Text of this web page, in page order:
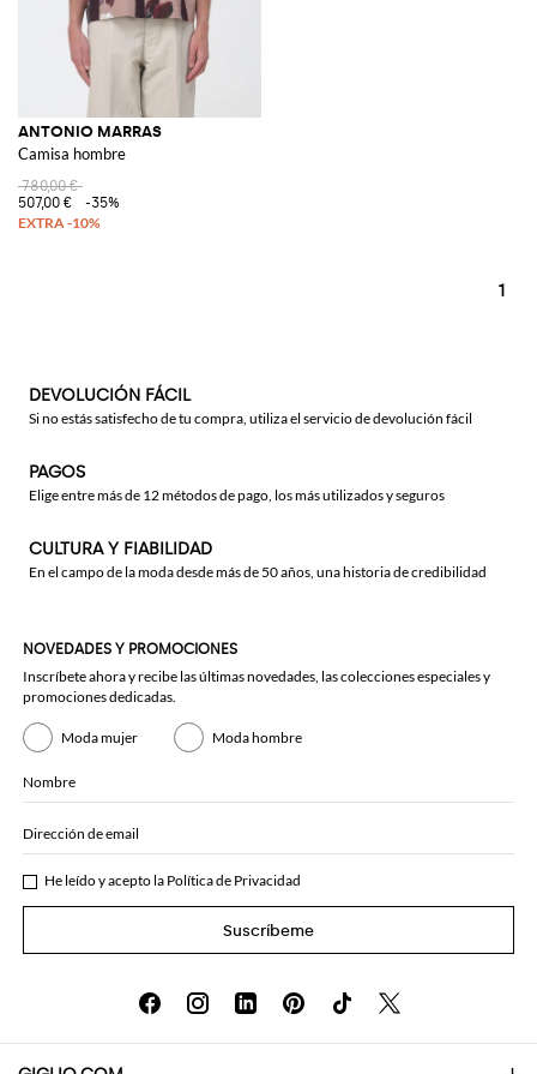
ANTONIO MARRAS
Camisa hombre
780,00 €
507,00 €
-35%
1
DEVOLUCIÓN FÁCIL
Si no estás satisfecho de tu compra, utiliza el servicio de devolución fácil
PAGOS
Elige entre más de 12 métodos de pago, los más utilizados y seguros
CULTURA Y FIABILIDAD
En el campo de la moda desde más de 50 años, una historia de credibilidad
NOVEDADES Y PROMOCIONES
Inscríbete ahora y recibe las últimas novedades, las colecciones especiales y
promociones dedicadas.
Moda mujer Moda hombre
Nombre
Dirección de email
He leído y acepto la Política de Privacidad
Suscríbeme